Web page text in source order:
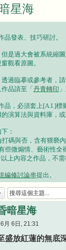
星海
品發表、技巧研討。
是過大會被系統縮
觀看原圖。
過臨摹或參考者，
品請至「 丹青轉印
品，必須套上[A.I.]標
演算法與資料庫，或
：
打碼與否，含有猥褻
些微煽情、藝術性
以上內容之作品，不需
編修討論串提出。
暗星海
月 6日, 21:31
盛放紅蓮的無